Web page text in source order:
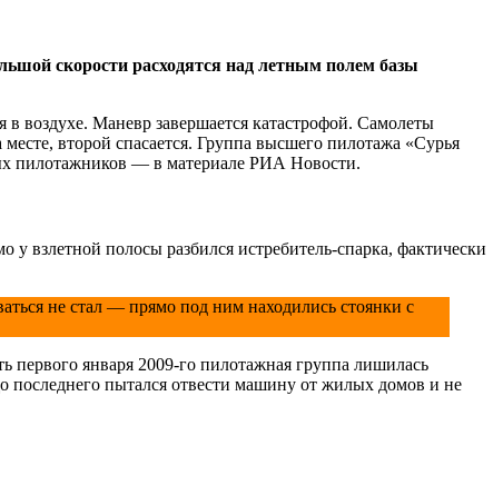
скорости расходятся над летным полем базы
воздухе. Маневр завершается катастрофой. Самолеты
второй спасается. Группа высшего пилотажа «Сурья
пилотажников — в материале РИА Новости.
взлетной полосы разбился истребитель-спарка, фактически
не стал — прямо под ним находились стоянки с
января 2009-го пилотажная группа лишилась
последнего пытался отвести машину от жилых домов и не